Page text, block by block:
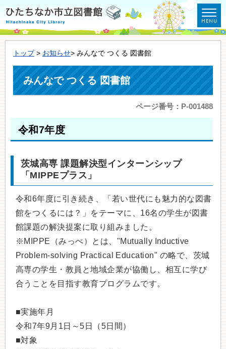
トップ> お知らせ> みんなで つくる 図書館
みんなで つくる 図書館
ページ番号：P-001488
令和7年度
茨城高専 課題解決型インターンシップ
「MIPPEプラス」
令和6年度に引き続き、「若い世代にも魅力的な図書
館をつくるには？」をテーマに、16名の学生が図書
館課題の解決提案に取り組みました。
※MIPPE（みっぺ）とは、"Mutually Inductive
Problem-solving Practical Education" の略で、茨城
高専の学生・教員と地域企業が協働し、相互に学び
合うことを目指す教育プログラムです。
■実施年月
令和7年9月1日～5日（5日間）
■対象